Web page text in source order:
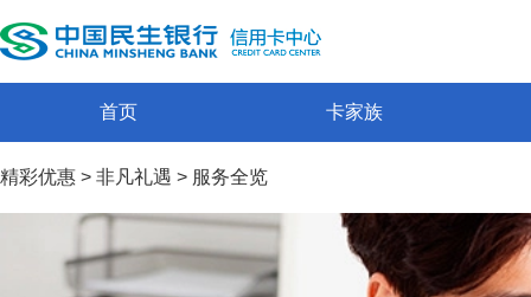
首页 卡家族
精彩优惠 > 非凡礼遇 > 服务全览